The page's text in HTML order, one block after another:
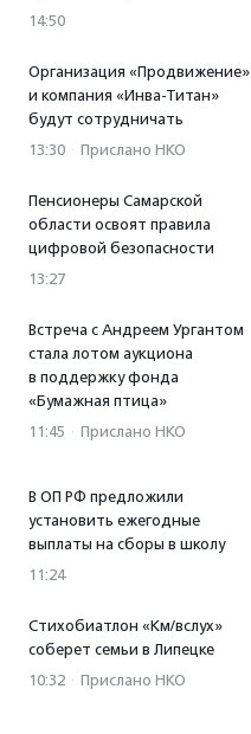
14:50
Организация «Продвижение»
и компания «Инва-Титан»
будут сотрудничать
13:30 · Прислано НКО
Пенсионеры Самарской
области освоят правила
цифровой безопасности
13:27
Встреча с Андреем Ургантом
стала лотом аукциона
в поддержку фонда
«Бумажная птица»
11:45 · Прислано НКО
В ОП РФ предложили
установить ежегодные
выплаты на сборы в школу
11:24
Стихобиатлон «Км/вслух»
соберет семьи в Липецке
10:32 · Прислано НКО